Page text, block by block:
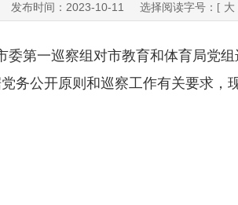
发布时间： 2023-10-11 选择阅读字号：[ 大
第一巡察组对市教育和体育局党组
务公开原则和巡察工作有关要求，